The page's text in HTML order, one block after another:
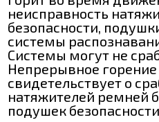
неисправность
безопасности,
системы
Системы могут не
Непрерывное
свидетельствует о
натяжителей ремней
подушек